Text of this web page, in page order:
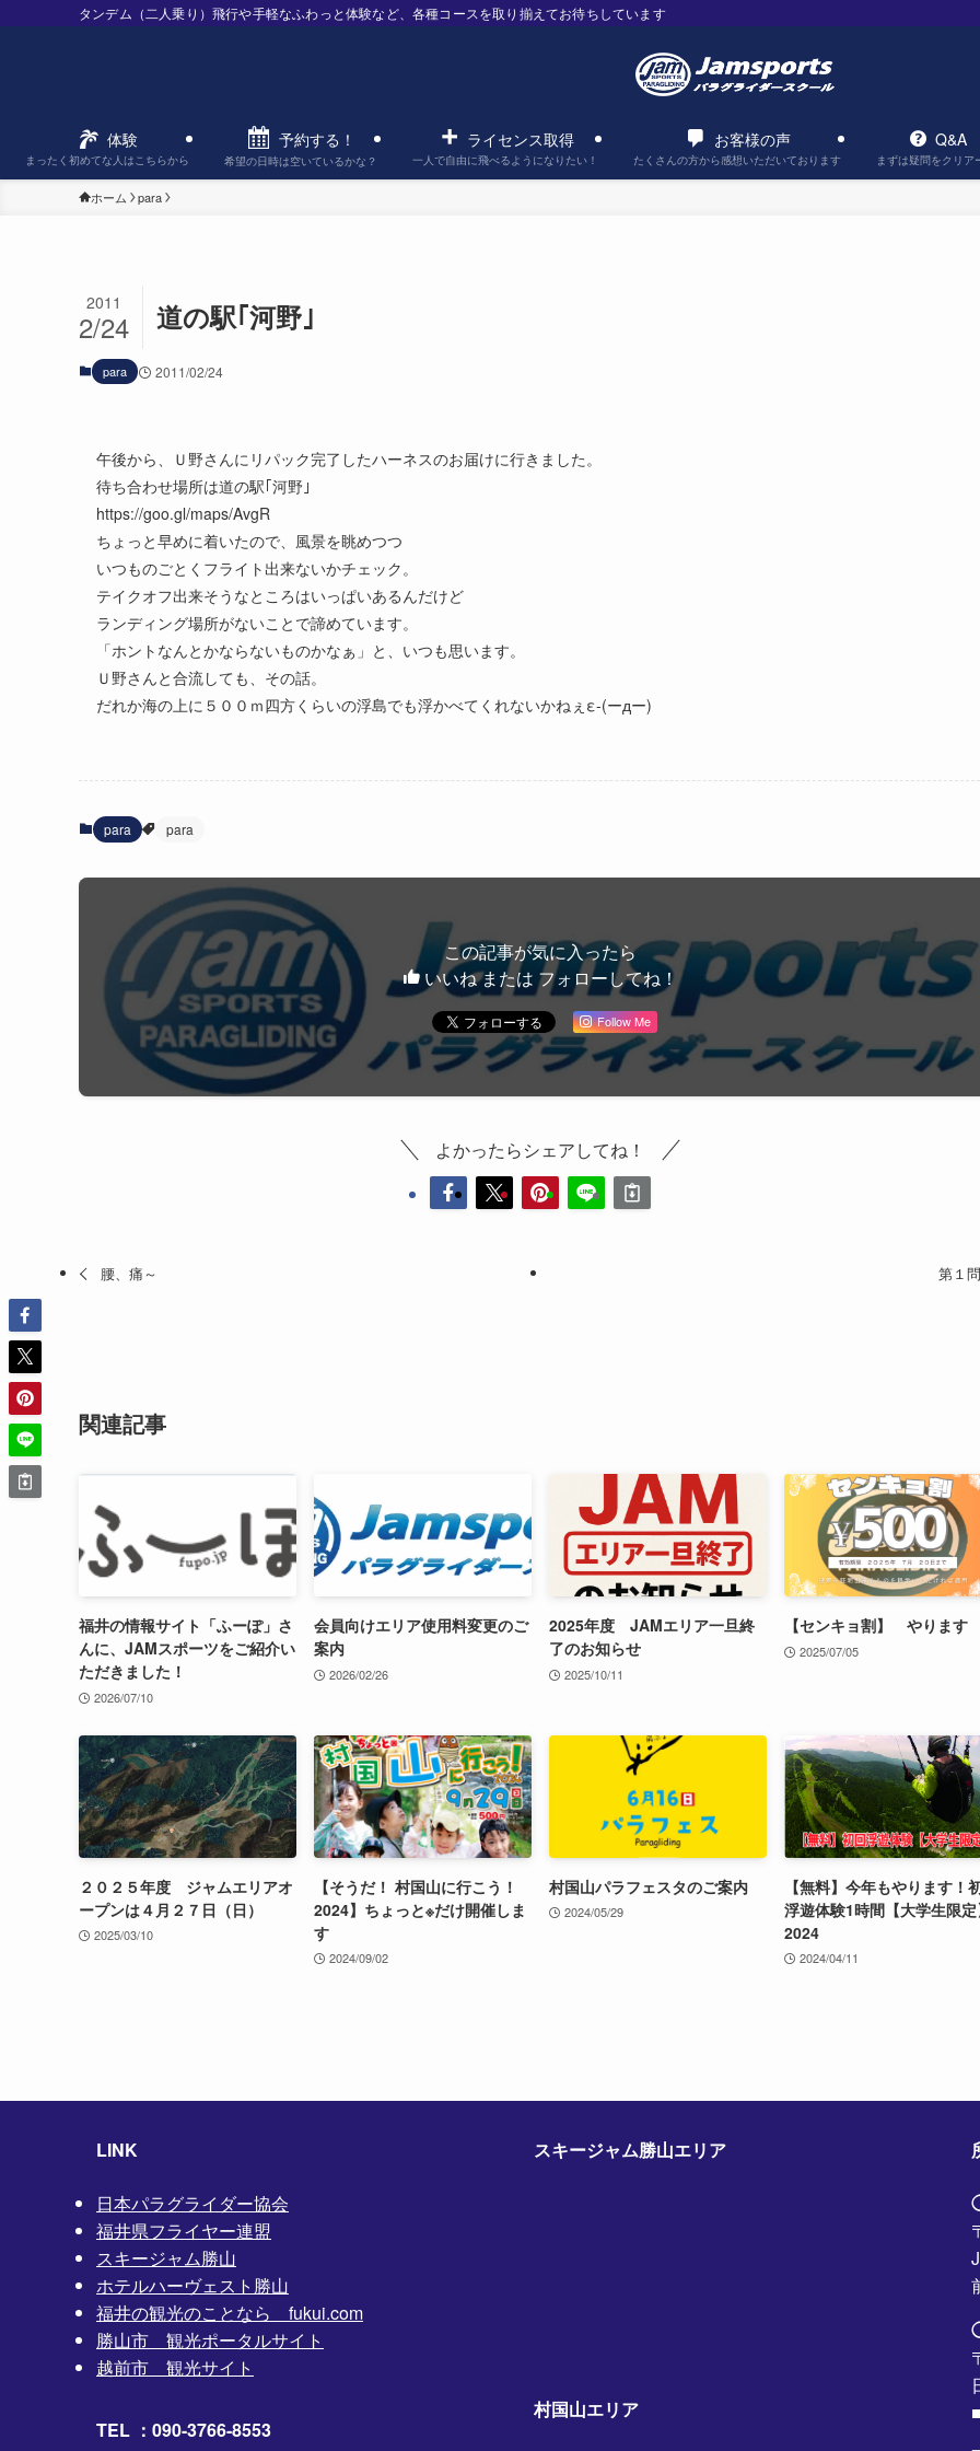
タンデム（二人乗り）飛行や手軽なふわっと体験など、各種コースを取り揃えてお待ちしています
体験
まったく初めてな人はこちらから
予約する！
希望の日時は空いているかな？
ライセンス取得
一人で自由に飛べるようになりたい！
お客様の声
たくさんの方から感想いただいております
Q&A
まずは疑問をクリア
ホーム para
道の駅｢河野｣
2011
2/24
para 2011/02/24
午後から、Ｕ野さんにリパック完了したハーネスのお届けに行きました。
待ち合わせ場所は道の駅｢河野｣
https://goo.gl/maps/AvgR
ちょっと早めに着いたので、風景を眺めつつ
いつものごとくフライト出来ないかチェック。
テイクオフ出来そうなところはいっぱいあるんだけど
ランディング場所がないことで諦めています。
「ホントなんとかならないものかなぁ」と、いつも思います。
Ｕ野さんと合流しても、その話。
だれか海の上に５００ｍ四方くらいの浮島でも浮かべてくれないかねぇε-(ーдー)
para para
この記事が気に入ったら
いいね または フォローしてね！
Follow Me
よかったらシェアしてね！
腰、痛～ 第１問
関連記事
福井の情報サイト「ふーぽ」さ
んに、JAMスポーツをご紹介い
ただきました！
2026/07/10
会員向けエリア使用料変更のご
案内
2026/02/26
2025年度 JAMエリア一旦終
了のお知らせ
2025/10/11
【センキョ割】 やります
2025/07/05
２０２５年度 ジャムエリアオ
ープンは４月２７日（日）
2025/03/10
【そうだ！ 村国山に行こう！
2024】ちょっと※だけ開催しま
す
2024/09/02
村国山パラフェスタのご案内
2024/05/29
【無料】今年もやります！
浮遊体験1時間【大学生限
2024
2024/04/11
LINK
日本パラグライダー協会
福井県フライヤー連盟
スキージャム勝山
ホテルハーヴェスト勝山
福井の観光のことなら fukui.com
勝山市 観光ポータルサイト
越前市 観光サイト
TEL ：090-3766-8553
スキージャム勝山エリア
村国山エリア